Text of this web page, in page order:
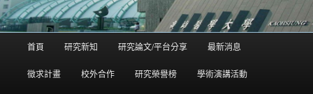
首頁 研究新知 研究論文/平台分享 最新消息
徵求計畫 校外合作 研究榮譽榜 學術演講活動